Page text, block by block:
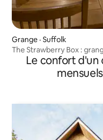
Grange · Suffolk
The Strawberry Box :
logement
Le confort d'un